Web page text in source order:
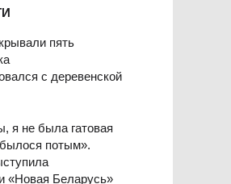
пять
с деревенской
я не была гатовая
потым».
«Новая Беларусь»